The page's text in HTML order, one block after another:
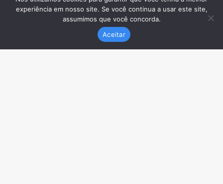
experiência em nosso site. Se você continua a usar este site,
assumimos que você concorda.
Aceitar